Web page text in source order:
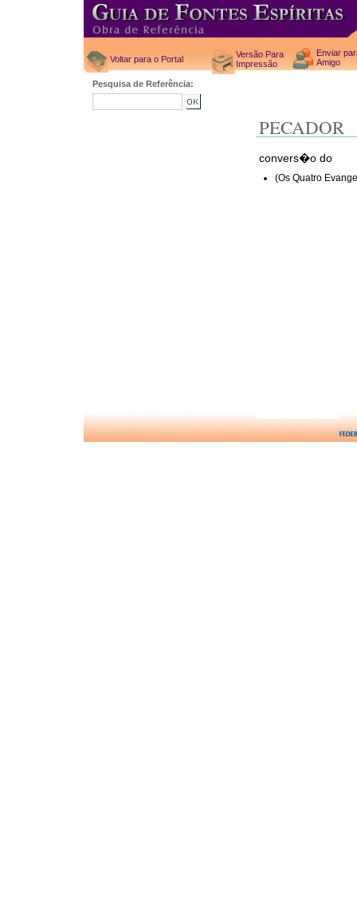
Voltar para o Portal
Versão Para
Impressão
Enviar
Amigo
Pesquisa de Referência:
PECADOR
convers�o do
(Os Quatro